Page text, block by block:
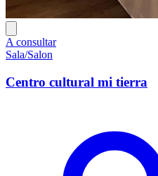
A consultar
Sala/Salon
Centro cultural mi tierra